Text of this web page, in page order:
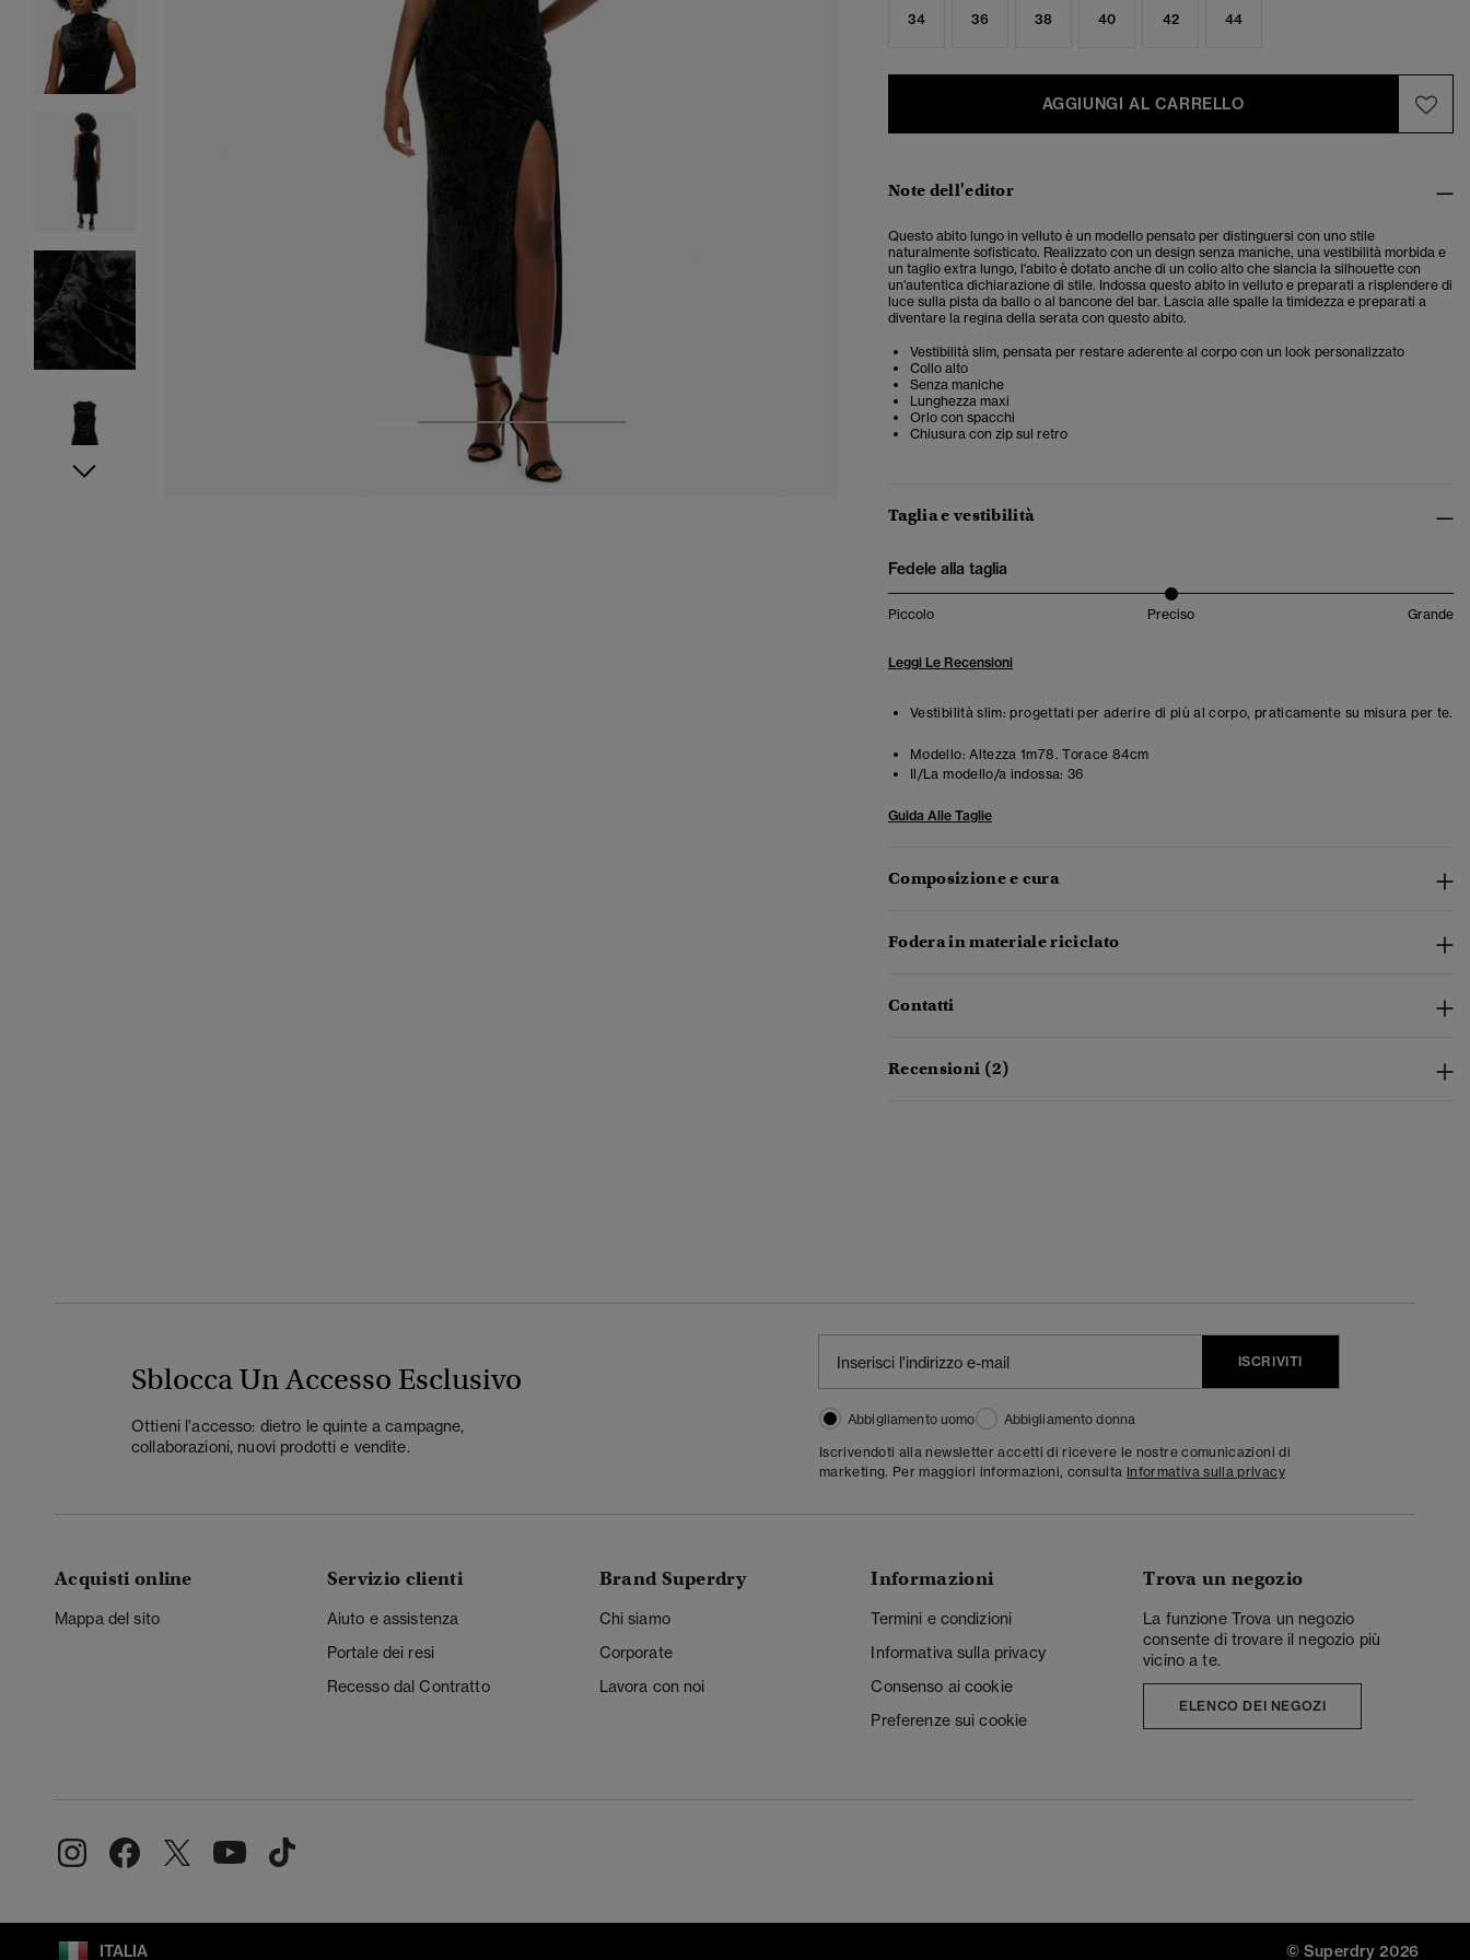
3 4
34 36 38 40 42 44
AGGIUNGI AL CARRELLO
Note dell'editor
Questo abito lungo in velluto è un modello pensato per distinguersi con uno stile
naturalmente sofisticato. Realizzato con un design senza maniche, una vestibilità morbida e
un taglio extra lungo, l'abito è dotato anche di un collo alto che slancia la silhouette con
un'autentica dichiarazione di stile. Indossa questo abito in velluto e preparati a risplendere di
luce sulla pista da ballo o al bancone del bar. Lascia alle spalle la timidezza e preparati a
diventare la regina della serata con questo abito.
Vestibilità slim, pensata per restare aderente al corpo con un look personalizzato
Collo alto
Senza maniche
Lunghezza maxi
Orlo con spacchi
Chiusura con zip sul retro
Taglia e vestibilità
Fedele alla taglia
Piccolo Preciso Grande
Leggi Le Recensioni
Vestibilità slim: progettati per aderire di più al corpo, praticamente su misura per te.
Modello: Altezza 1m78. Torace 84cm
Il/La modello/a indossa: 36
Guida Alle Taglie
Composizione e cura
Fodera in materiale riciclato
Contatti
Recensioni (2)
Sblocca Un Accesso Esclusivo
Ottieni l'accesso: dietro le quinte a campagne,
collaborazioni, nuovi prodotti e vendite.
ISCRIVITI
Abbigliamento uomo
Abbigliamento donna
Iscrivendoti alla newsletter accetti di ricevere le nostre comunicazioni di
marketing. Per maggiori informazioni, consulta Informativa sulla privacy
Acquisti online
Mappa del sito
Servizio clienti
Aiuto e assistenza
Portale dei resi
Recesso dal Contratto
Brand Superdry
Chi siamo
Corporate
Lavora con noi
Informazioni
Termini e condizioni
Informativa sulla privacy
Consenso ai cookie
Preferenze sui cookie
Trova un negozio
La funzione Trova un negozio
consente di trovare il negozio più
vicino a te.
ELENCO DEI NEGOZI
ITALIA © Superdry 2026